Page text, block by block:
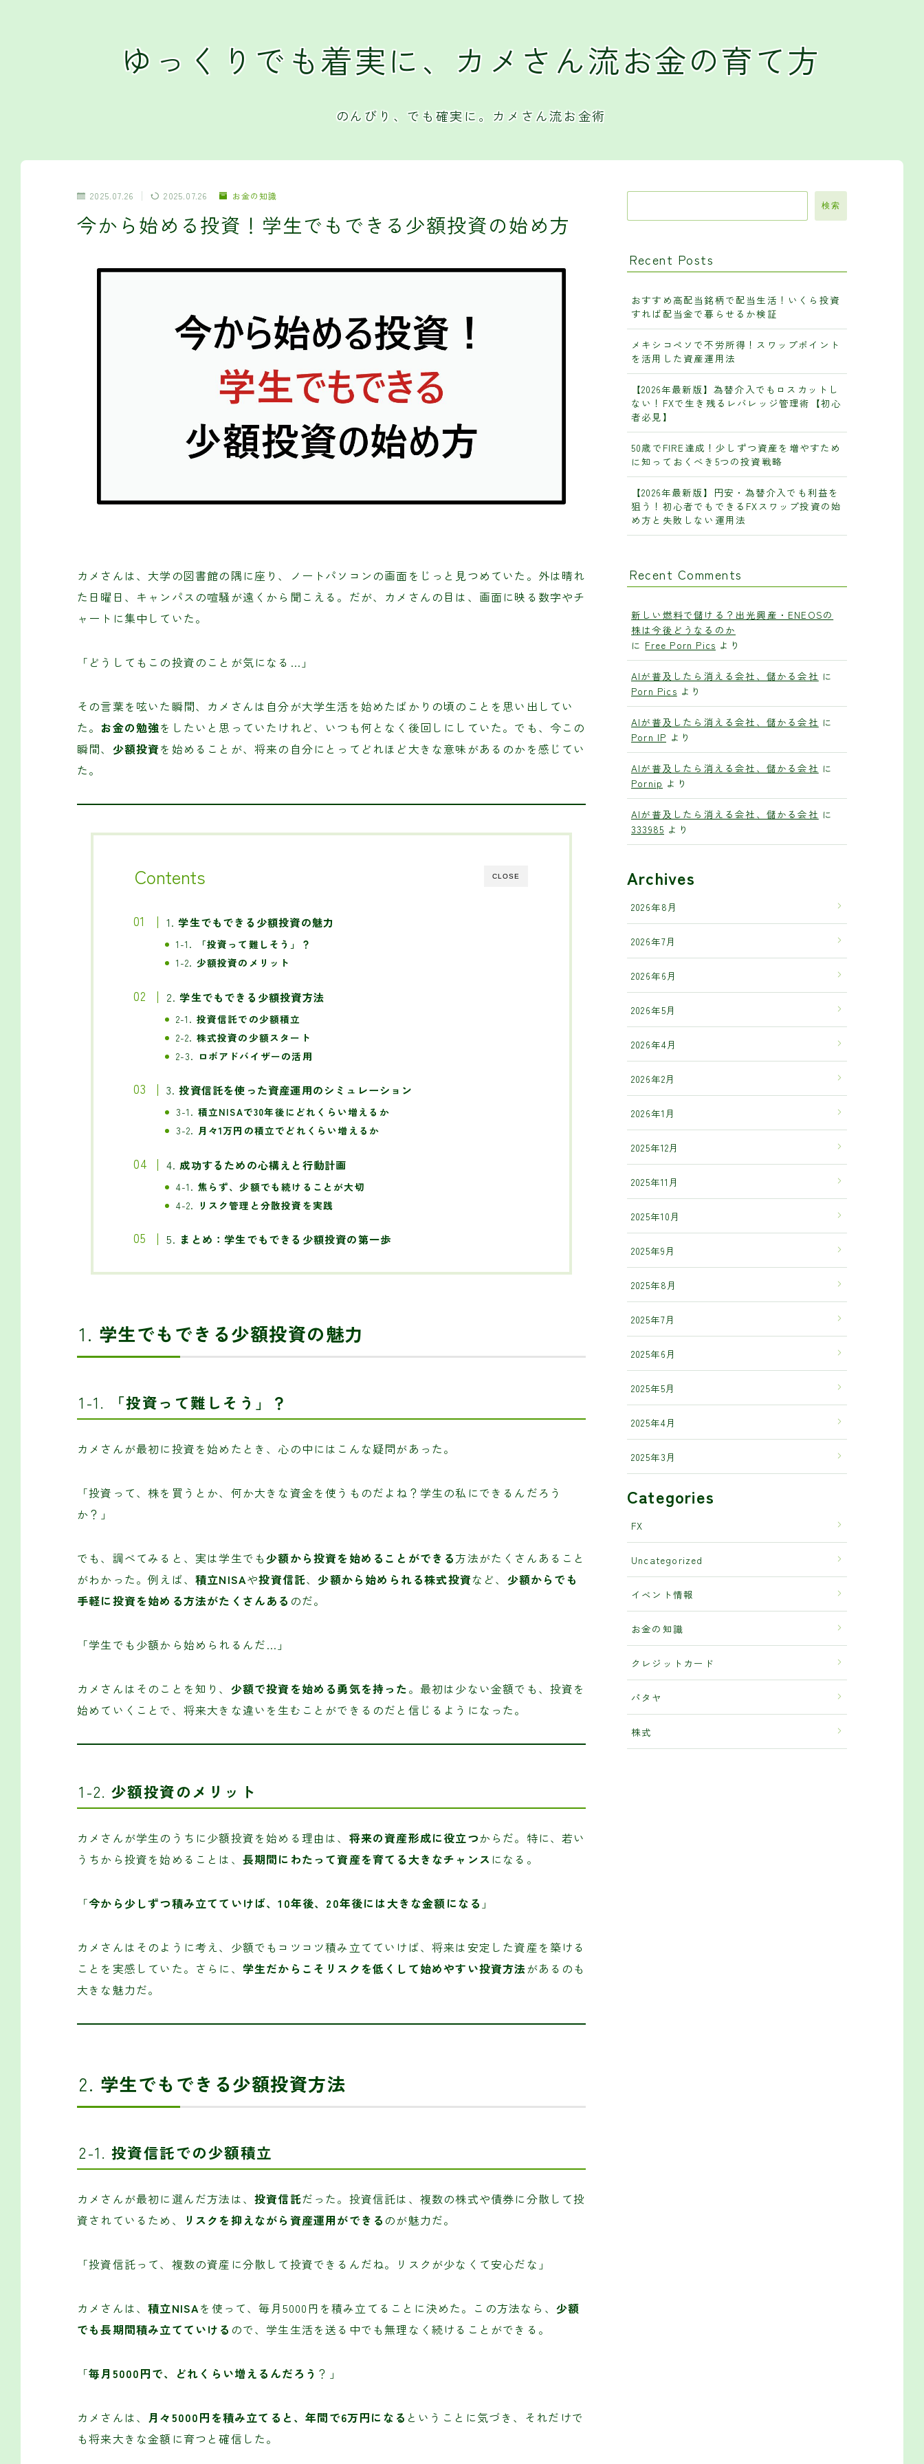
ゆっくりでも着実に、カメさん流お金の育て方
のんびり、でも確実に。カメさん流お金術
2025.07.26 2025.07.26 お金の知識
今から始める投資！学生でもできる少額投資の始め方
カメさんは、大学の図書館の隅に座り、ノートパソコンの画面をじっと見つめていた。外は晴れ
た日曜日、キャンパスの喧騒が遠くから聞こえる。だが、カメさんの目は、画面に映る数字やチ
ャートに集中していた。
「どうしてもこの投資のことが気になる…」
その言葉を呟いた瞬間、カメさんは自分が大学生活を始めたばかりの頃のことを思い出してい
た。 お金の勉強をしたいと思っていたけれど、いつも何となく後回しにしていた。でも、今この
瞬間、 少額投資を始めることが、将来の自分にとってどれほど大きな意味があるのかを感じてい
た。
CLOSE
Contents
1.学生でもできる少額投資の魅力
1-1.
「投資って難しそう」？
1-2. 少額投資のメリット
2.学生でもできる少額投資方法
2-1. 投資信託での少額積立
2-2. 株式投資の少額スタート
2-3. ロボアドバイザーの活用
3.投資信託を使った資産運用のシミュレーション
3-1. 積立NISAで30年後にどれくらい増えるか
3-2. 月々1万円の積立でどれくらい増えるか
4. 成功するための心構えと行動計画
4-1. 焦らず、少額でも続けることが大切
4-2. リスク管理と分散投資を実践
5. まとめ：学生でもできる少額投資の第一歩
1. 学生でもできる少額投資の魅力
1-1. 「投資って難しそう」？
カメさんが最初に投資を始めたとき、心の中にはこんな疑問があった。
「投資って、株を買うとか、何か大きな資金を使うものだよね？学生の私にできるんだろう
か？」
でも、調べてみると、実は学生でも少額から投資を始めることができる方法がたくさんあること
がわかった。例えば、 積立NISAや投資信託、少額から始められる株式投資など、 少額からでも
手軽に投資を始める方法がたくさんある のだ。
「学生でも少額から始められるんだ…」
カメさんはそのことを知り、 少額で投資を始める勇気を持った。最初は少ない金額でも、投資を
始めていくことで、将来大きな違いを生むことができるのだと信じるようになった。
1-2. 少額投資のメリット
カメさんが学生のうちに少額投資を始める理由は、 将来の資産形成に役立つからだ。特に、若い
うちから投資を始めることは、 長期間にわたって資産を育てる大きなチャンス になる。
「今から少しずつ積み立てていけば、10年後、20年後には大きな金額になる 」
カメさんはそのように考え、少額でもコツコツ積み立てていけば、将来は安定した資産を築ける
ことを実感していた。さらに、 学生だからこそリスクを低くして始めやすい投資方法があるのも
大きな魅力だ。
2. 学生でもできる少額投資方法
2-1. 投資信託での少額積立
カメさんが最初に選んだ方法は、 投資信託だった。投資信託は、複数の株式や債券に分散して投
資されているため、
リスクを抑えながら資産運用ができる のが魅力だ。
「投資信託って、複数の資産に分散して投資できるんだね。リスクが少なくて安心だな」
カメさんは、積立NISAを使って、毎月5000円を積み立てることに決めた。この方法なら、 少額
でも長期間積み立てていける ので、学生生活を送る中でも無理なく続けることができる。
「毎月5000円で、どれくらい増えるんだろう ？」
カメさんは、 月々5000円を積み立てると、年間で6万円になる ということに気づき、それだけで
も将来大きな金額に育つと確信した。
検索
Recent Posts
おすすめ高配当銘柄で配当生活！いくら投資
すれば配当金で暮らせるか検証
メキシコペソで不労所得！スワップポイント
を活用した資産運用法
【2026年最新版】為替介入でもロスカットし
ない！FXで生き残るレバレッジ管理術【初心
者必見】
50歳でFIRE達成！少しずつ資産を増やすため
に知っておくべき5つの投資戦略
【2026年最新版】円安・為替介入でも利益を
狙う！初心者でもできるFXスワップ投資の始
め方と失敗しない運用法
Recent Comments
新しい燃料で儲ける？出光興産・ENEOSの
株は今後どうなるのか
に Free Porn Pics より
AIが普及したら消える会社、儲かる会社 に
Porn Pics より
AIが普及したら消える会社、儲かる会社 に
Porn IP より
AIが普及したら消える会社、儲かる会社 に
Pornip より
AIが普及したら消える会社、儲かる会社 に
333985 より
Archives
2026年8月
2026年7月
2026年6月
2026年5月
2026年4月
2026年2月
2026年1月
2025年12月
2025年11月
2025年10月
2025年9月
2025年8月
2025年7月
2025年6月
2025年5月
2025年4月
2025年3月
Categories
FX
Uncategorized
イベント情報
お金の知識
クレジットカード
パタヤ
株式